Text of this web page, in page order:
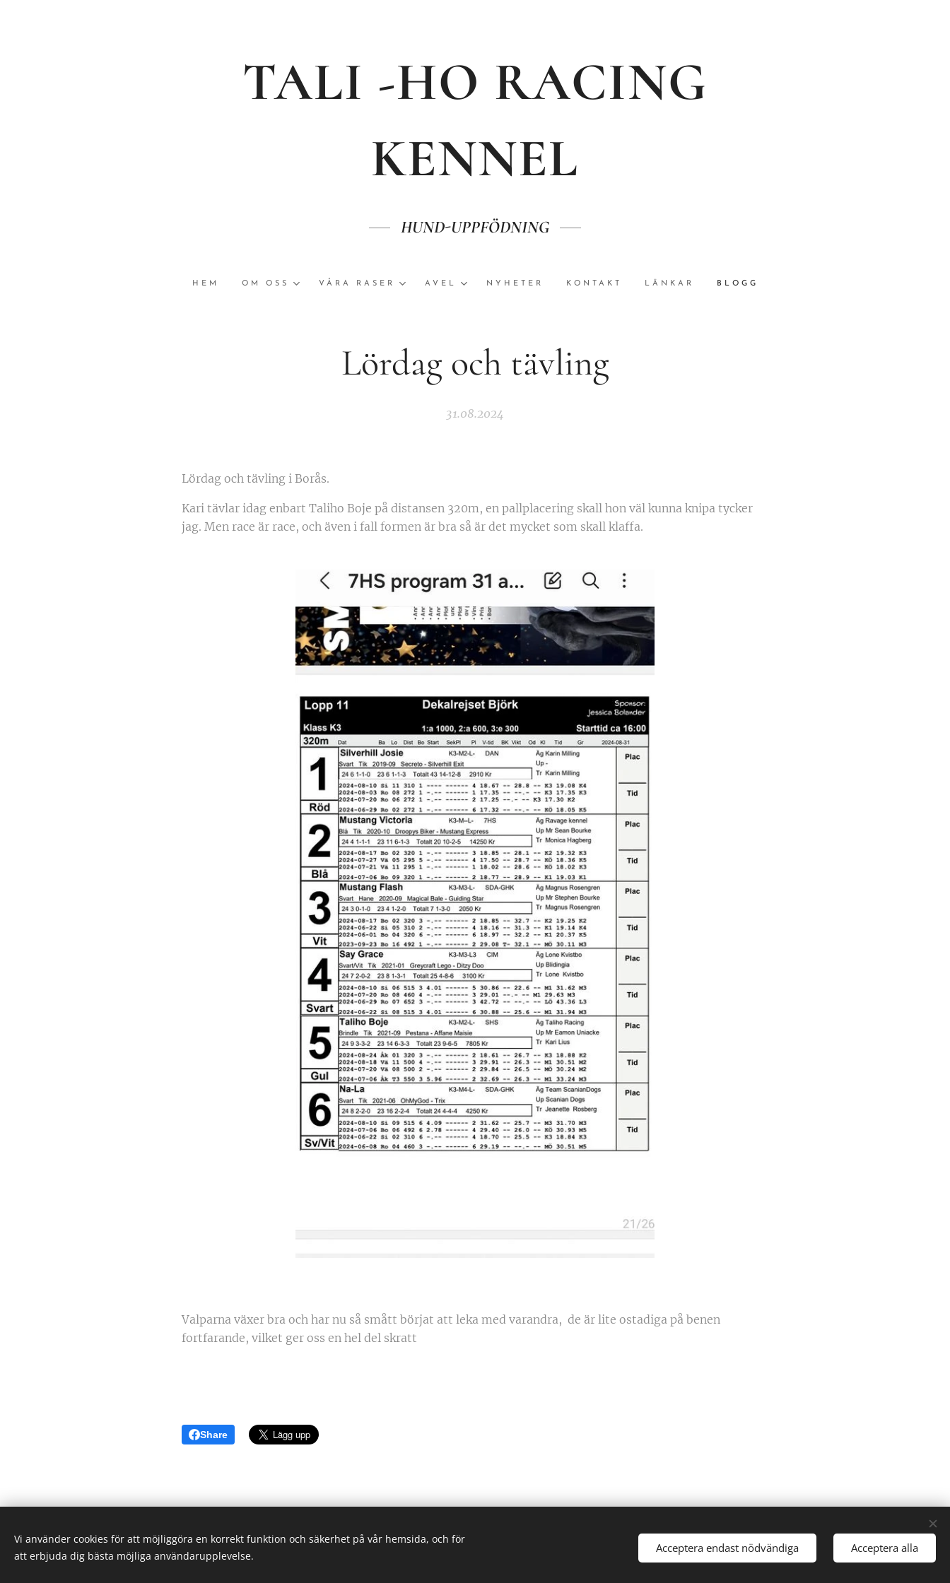
TALI -HO RACING
KENNEL
HUND-UPPFÖDNING
HEM OM OSS VÅRA RASER AVEL NYHETER KONTAKT LÄNKAR BLOGG
Lördag och tävling
31.08.2024
Lördag och tävling i Borås.
Kari tävlar idag enbart Taliho Boje på distansen 320m, en pallplacering skall hon väl kunna knipa tycker
jag. Men race är race, och även i fall formen är bra så är det mycket som skall klaffa.
Valparna växer bra och har nu så smått börjat att leka med varandra, de är lite ostadiga på benen
fortfarande, vilket ger oss en hel del skratt 😁
Share
Stockholm Cookies
Vi använder cookies för att möjliggöra en korrekt funktion och säkerhet på vår hemsida, och för
att erbjuda dig bästa möjliga användarupplevelse.
Acceptera endast nödvändiga Acceptera alla